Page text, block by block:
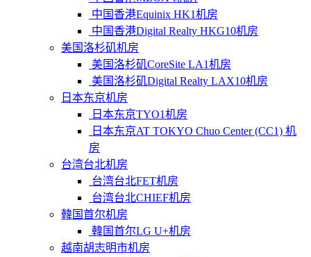
中国香港Equinix HK1机房
中国香港Digital Realty HKG10机房
美国洛杉矶机房
美国洛杉矶CoreSite LA1机房
美国洛杉矶Digital Realty LAX10机房
日本东京机房
日本东京TYO1机房
日本东京AT TOKYO Chuo Center (CC1) 机
房
台湾台北机房
台湾台北FET机房
台湾台北CHIEF机房
韓国首尔机房
韓国首尔LG U+机房
越南胡志明市机房